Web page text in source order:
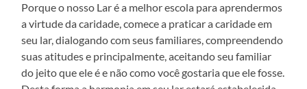
Porque o nosso Lar é a melhor escola para aprendermos
a virtude da caridade, comece a praticar a caridade em
seu lar, dialogando com seus familiares, compreendendo
suas atitudes e principalmente, aceitando seu familiar
do jeito que ele é e não como você gostaria que ele fosse.